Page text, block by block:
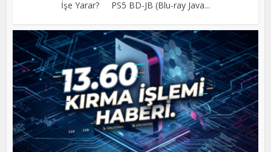
İşe Yarar? PS5 BD-JB (Blu-ray Java...